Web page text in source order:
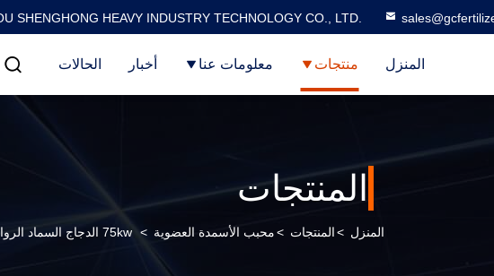
SHENGHONG HEAVY INDUSTRY TECHNOLOGY CO., LTD.
المنزل منتجات معلومات عنا أخبار الحالات
المنتجات
المنزل >المنتجات >محبب الأسمدة العضوية > 75kw الدجاج السماد الرواني العضوي حبيبات مع 20-40٪ الرطوبة وحجم الجسيمات 1-10mm